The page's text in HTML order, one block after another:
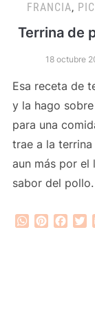
FRANCIA,
Terrina de
18 octubre
Esa receta de
y la hago
para una
trae a la
aun más por el
sabor del
WhatsApp
Pinterest